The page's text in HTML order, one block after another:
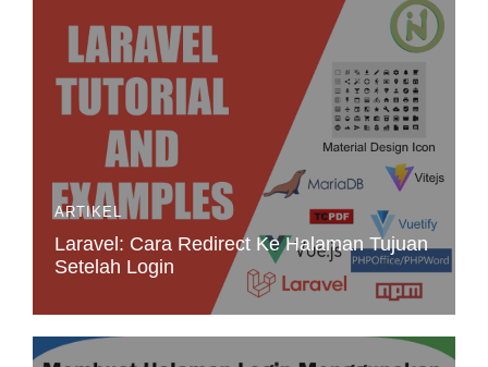
ARTIKEL
Laravel: Cara Redirect Ke Halaman Tujuan
Setelah Login